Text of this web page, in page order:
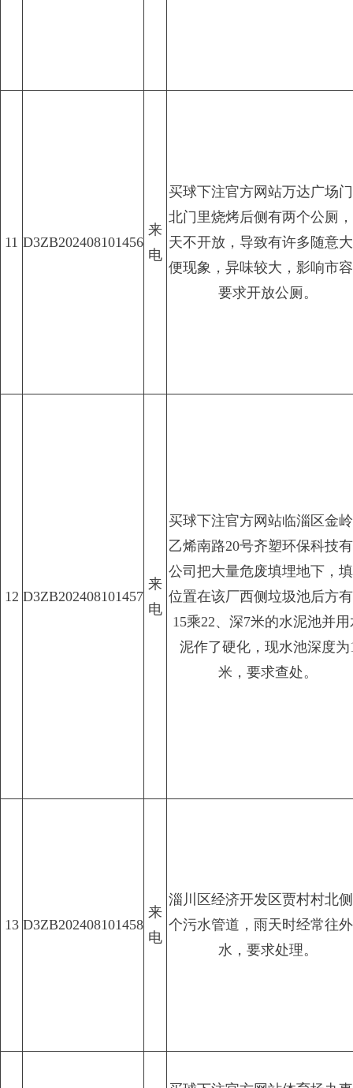
11 D3ZB202408101456
来
电
买球下注官方网站万达广场
北门里烧烤后侧有两个公厕
天不开放，导致有许多随意
便现象，异味较大，影响市
要求开放公厕。
12 D3ZB202408101457
来
电
买球下注官方网站临淄区金
乙烯南路20号齐塑环保科技
公司把大量危废填埋地下，
位置在该厂西侧垃圾池后方
15乘22、深7米的水泥池并用
泥作了硬化，现水池深度为
米，要求查处。
13 D3ZB202408101458
来
电
淄川区经济开发区贾村村北
个污水管道，雨天时经常往
水，要求处理。